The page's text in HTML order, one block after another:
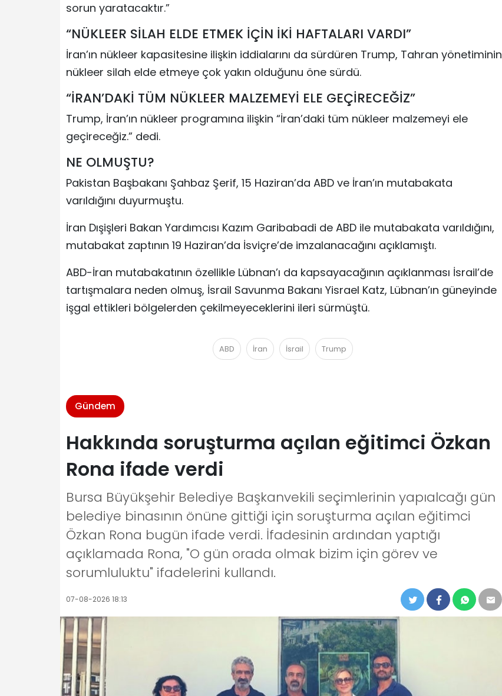
sorun yaratacaktır.”
“NÜKLEER SİLAH ELDE ETMEK İÇİN İKİ HAFTALARI VARDI”
İran’ın nükleer kapasitesine ilişkin iddialarını da sürdüren Trump, Tahran yönetiminin
nükleer silah elde etmeye çok yakın olduğunu öne sürdü.
“İRAN’DAKİ TÜM NÜKLEER MALZEMEYİ ELE GEÇİRECEĞİZ”
Trump, İran’ın nükleer programına ilişkin “İran’daki tüm nükleer malzemeyi ele
geçireceğiz.” dedi.
NE OLMUŞTU?
Pakistan Başbakanı Şahbaz Şerif, 15 Haziran’da ABD ve İran’ın mutabakata
varıldığını duyurmuştu.
İran Dışişleri Bakan Yardımcısı Kazım Garibabadi de ABD ile mutabakata varıldığını,
mutabakat zaptının 19 Haziran’da İsviçre’de imzalanacağını açıklamıştı.
ABD-İran mutabakatının özellikle Lübnan’ı da kapsayacağının açıklanması İsrail’de
tartışmalara neden olmuş, İsrail Savunma Bakanı Yisrael Katz, Lübnan’ın güneyinde
işgal ettikleri bölgelerden çekilmeyeceklerini ileri sürmüştü.
ABD İran İsrail Trump
Gündem
Hakkında soruşturma açılan eğitimci Özkan
Rona ifade verdi
Bursa Büyükşehir Belediye Başkanvekili seçimlerinin yapıalcağı gün
belediye binasının önüne gittiği için soruşturma açılan eğitimci
Özkan Rona bugün ifade verdi. İfadesinin ardından yaptığı
açıklamada Rona, "O gün orada olmak bizim için görev ve
sorumluluktu" ifadelerini kullandı.
07-08-2026 18:13